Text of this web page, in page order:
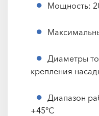
Мощность:
Диаметры
крепления
Диапазон
+45°С